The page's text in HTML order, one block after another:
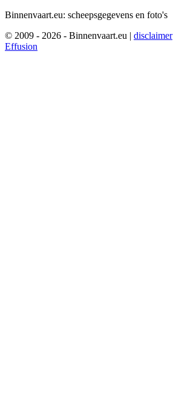
Binnenvaart.eu: scheepsgegevens en foto's
© 2009 - 2026 - Binnenvaart.eu | disclaimer
Effusion